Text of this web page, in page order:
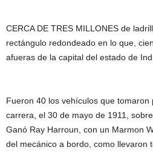
CERCA DE TRES MILLONES de
rectángulo redondeado en lo que,
afueras de la capital del estado de
Fueron 40 los vehículos que
carrera, el 30 de mayo de 1911,
Ganó Ray Harroun, con un Marmon
del mecánico a bordo, como llevaron